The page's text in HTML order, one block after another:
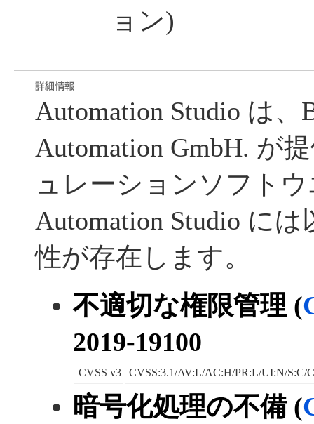
ョン)
Automation Studio は、
Automation GmbH. が
ュレーションソフト
Automation Studio に
性が存在します。
不適切な権限管理 (
2019-19100
CVSS v3 CVSS:3.1/AV:L/AC:H/PR:L/UI:N/S:C/
暗号化処理の不備 (